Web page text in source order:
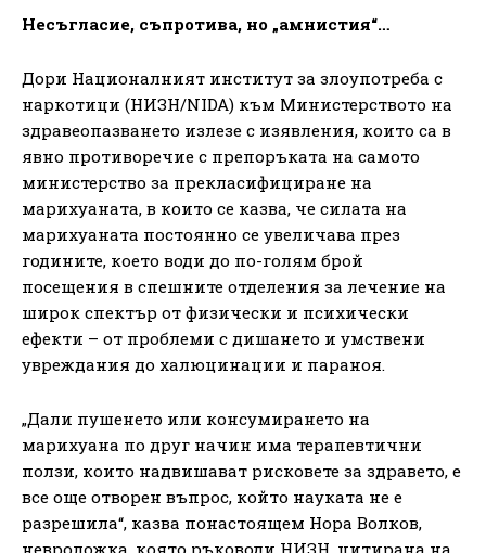
Несъгласие, съпротива, но „амнистия“…
Дори Националният институт за злоупотреба с
наркотици (НИЗН/NIDA) към Министерството на
здравеопазването излезе с изявления, които са в
явно противоречие с препоръката на самото
министерство за прекласифициране на
марихуаната, в които се казва, че силата на
марихуаната постоянно се увеличава през
годините, което води до по-голям брой
посещения в спешните отделения за лечение на
широк спектър от физически и психически
ефекти – от проблеми с дишането и умствени
увреждания до халюцинации и параноя.
„Дали пушенето или консумирането на
марихуана по друг начин има терапевтични
ползи, които надвишават рисковете за здравето, е
все още отворен въпрос, който науката не е
разрешила“, казва понастоящем Нора Волков,
невроложка, която ръководи НИЗН, цитирана на